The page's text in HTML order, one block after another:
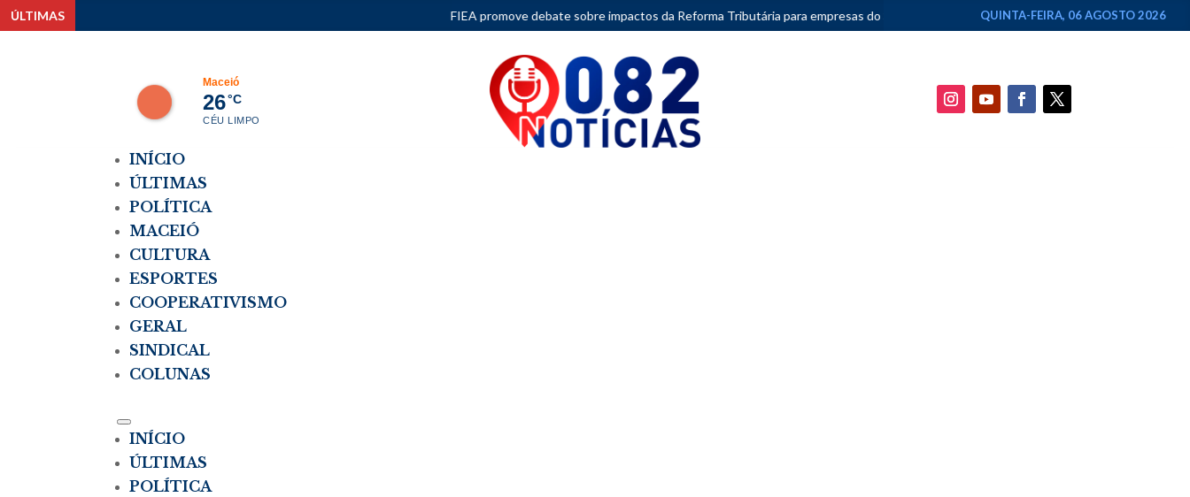
ÚLTIMAS FIEA promove debate sobre impactos da Reforma Tributária para empresas do Simples Nacional • Rui Palmeira confirma candidatura a deputado
QUINTA-FEIRA, 06 AGOSTO 2026
Maceió
26°C
CÉU LIMPO
INÍCIO
ÚLTIMAS
POLÍTICA
MACEIÓ
CULTURA
ESPORTES
COOPERATIVISMO
GERAL
SINDICAL
COLUNAS
INÍCIO
ÚLTIMAS
POLÍTICA